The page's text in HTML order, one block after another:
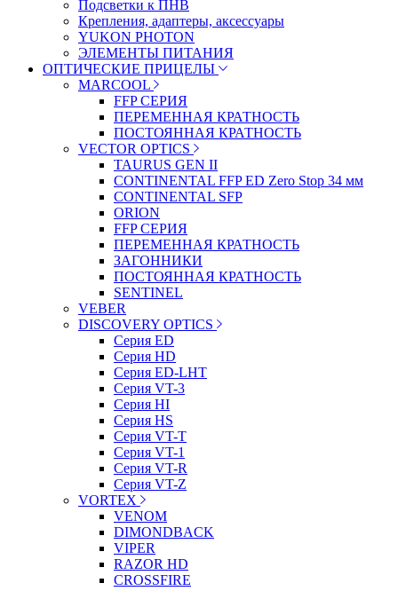
Подсветки к ПНВ
Крепления, адаптеры, аксессуары
YUKON PHOTON
ЭЛЕМЕНТЫ ПИТАНИЯ
ОПТИЧЕСКИЕ ПРИЦЕЛЫ
MARCOOL
FFP СЕРИЯ
ПЕРЕМЕННАЯ КРАТНОСТЬ
ПОСТОЯННАЯ КРАТНОСТЬ
VECTOR OPTICS
TAURUS GEN II
CONTINENTAL FFP ED Zero Stop 34 мм
CONTINENTAL SFP
ORION
FFP СЕРИЯ
ПЕРЕМЕННАЯ КРАТНОСТЬ
ЗАГОННИКИ
ПОСТОЯННАЯ КРАТНОСТЬ
SENTINEL
VEBER
DISCOVERY OPTICS
Серия ED
Серия HD
Серия ED-LHT
Серия VT-3
Серия HI
Серия HS
Серия VT-T
Серия VT-1
Серия VT-R
Серия VT-Z
VORTEX
VENOM
DIMONDBACK
VIPER
RAZOR HD
CROSSFIRE